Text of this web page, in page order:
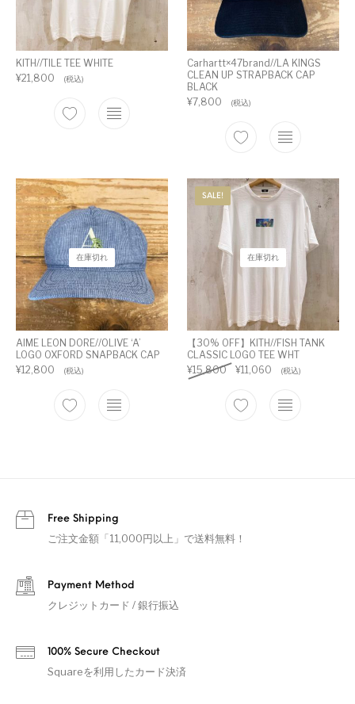
KITH//TILE TEE WHITE
¥21,800 (税込)
Carhartt×47brand//LA KINGS
CLEAN UP STRAPBACK CAP
BLACK
¥7,800 (税込)
在庫切れ
AIME LEON DORE//OLIVE ‘A’
LOGO OXFORD SNAPBACK CAP
¥12,800 (税込)
SALE!
在庫切れ
【30% OFF】KITH//FISH TANK
CLASSIC LOGO TEE WHT
¥15,800 ¥11,060 (税込)
Free Shipping
ご注文金額「11,000円以上」で送料無料！
Payment Method
クレジットカード / 銀行振込
100% Secure Checkout
Squareを利用したカード決済